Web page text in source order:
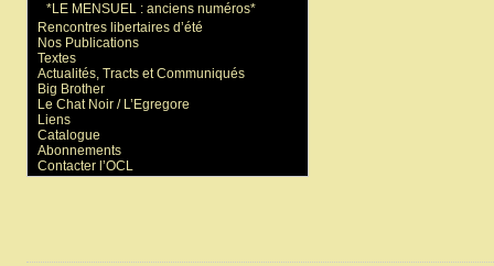
*LE MENSUEL : anciens numéros*
Rencontres libertaires d’été
Nos Publications
Textes
Actualités, Tracts et Communiqués
Big Brother
Le Chat Noir / L’Egregore
Liens
Catalogue
Abonnements
Contacter l’OCL